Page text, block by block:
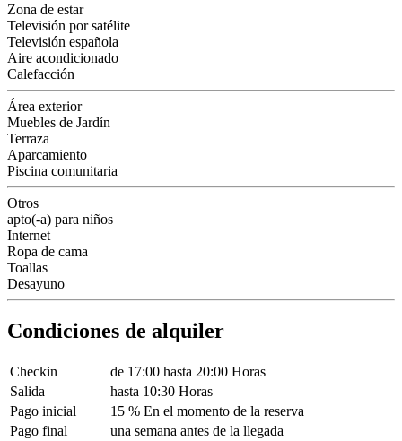
Zona de estar
Televisión por satélite
Televisión española
Aire acondicionado
Calefacción
Área exterior
Muebles de Jardín
Terraza
Aparcamiento
Piscina comunitaria
Otros
apto(-a) para niños
Internet
Ropa de cama
Toallas
Desayuno
Condiciones de alquiler
Checkin
de 17:00 hasta 20:00 Horas
Salida
hasta 10:30 Horas
Pago inicial
15 % En el momento de la reserva
Pago final
una semana antes de la llegada